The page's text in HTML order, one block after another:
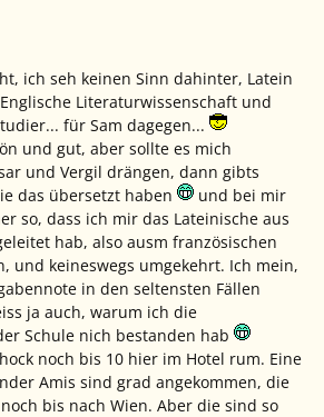
ich seh keinen Sinn dahinter, Latein
Literaturwissenschaft und
für Sam dagegen...
und gut, aber sollte es mich
und Vergil drängen, dann gibts
das übersetzt haben
und bei mir
so, dass ich mir das Lateinische aus
hab, also ausm französischen
und keineswegs umgekehrt. Ich mein,
in den seltensten Fällen
ja auch, warum ich die
Schule nich bestanden hab
noch bis 10 hier im Hotel rum. Eine
Amis sind grad angekommen, die
bis nach Wien. Aber die sind so